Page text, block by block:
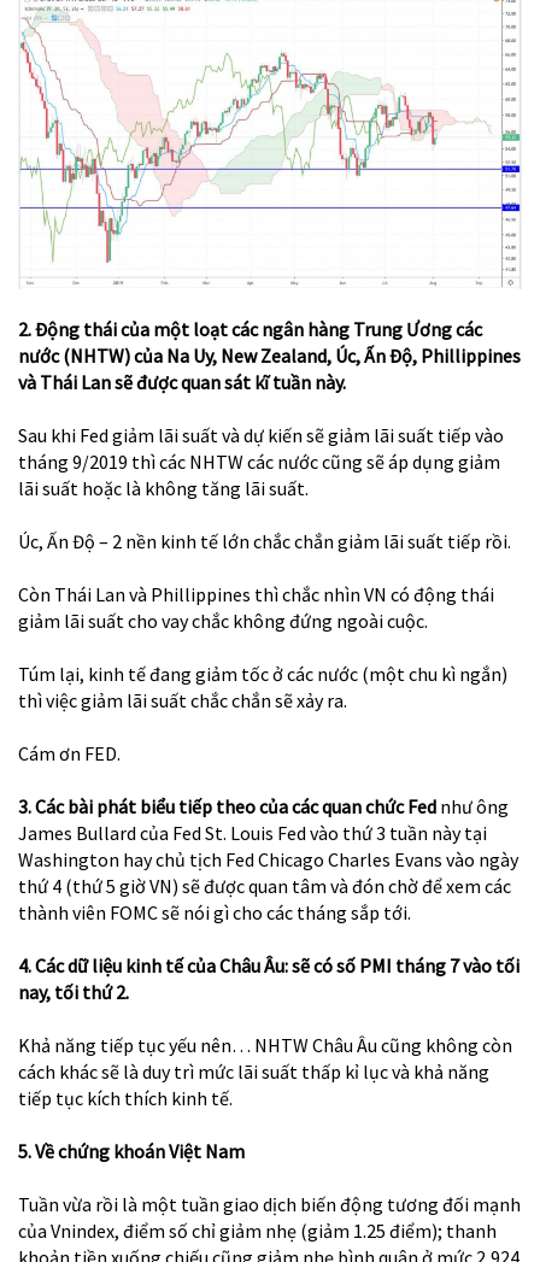
2. Động thái của một loạt các ngân hàng Trung Ương các
nước (NHTW) của Na Uy, New Zealand, Úc, Ấn Độ, Phillippines
và Thái Lan sẽ được quan sát kĩ tuần này.
Sau khi Fed giảm lãi suất và dự kiến sẽ giảm lãi suất tiếp vào
tháng 9/2019 thì các NHTW các nước cũng sẽ áp dụng giảm
lãi suất hoặc là không tăng lãi suất.
Úc, Ấn Độ – 2 nền kinh tế lớn chắc chắn giảm lãi suất tiếp rồi.
Còn Thái Lan và Phillippines thì chắc nhìn VN có động thái
giảm lãi suất cho vay chắc không đứng ngoài cuộc.
Túm lại, kinh tế đang giảm tốc ở các nước (một chu kì ngắn)
thì việc giảm lãi suất chắc chắn sẽ xảy ra.
Cám ơn FED.
3. Các bài phát biểu tiếp theo của các quan chức Fed như ông
James Bullard của Fed St. Louis Fed vào thứ 3 tuần này tại
Washington hay chủ tịch Fed Chicago Charles Evans vào ngày
thứ 4 (thứ 5 giờ VN) sẽ được quan tâm và đón chờ để xem các
thành viên FOMC sẽ nói gì cho các tháng sắp tới.
4. Các dữ liệu kinh tế của Châu Âu: sẽ có số PMI tháng 7 vào tối
nay, tối thứ 2.
Khả năng tiếp tục yếu nên… NHTW Châu Âu cũng không còn
cách khác sẽ là duy trì mức lãi suất thấp kỉ lục và khả năng
tiếp tục kích thích kinh tế.
5. Về chứng khoán Việt Nam
Tuần vừa rồi là một tuần giao dịch biến động tương đối mạnh
của Vnindex, điểm số chỉ giảm nhẹ (giảm 1.25 điểm); thanh